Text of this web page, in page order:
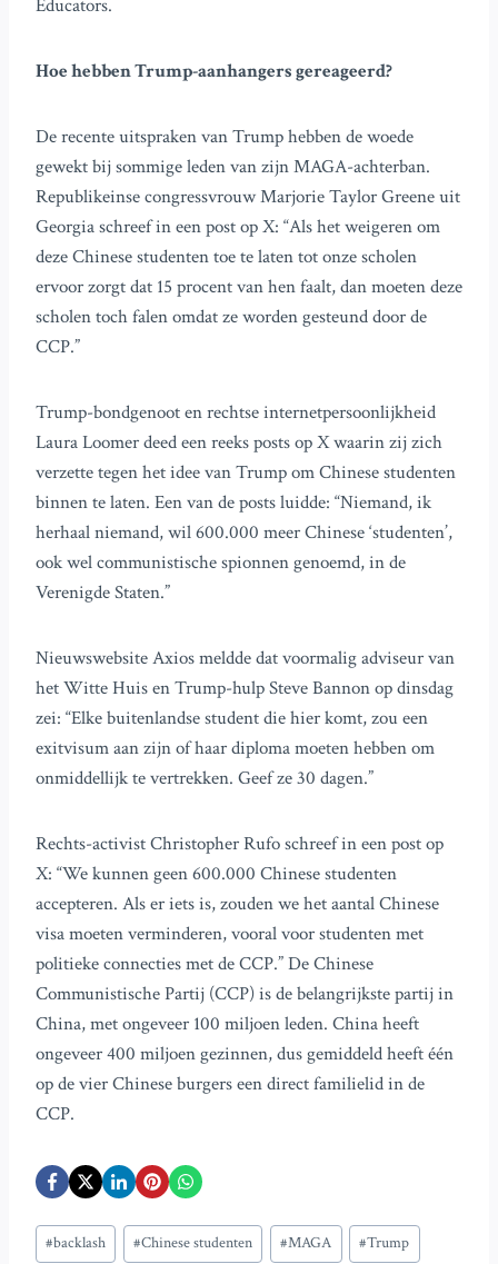
Educators.
Hoe hebben Trump-aanhangers gereageerd?
De recente uitspraken van Trump hebben de woede
gewekt bij sommige leden van zijn MAGA-achterban.
Republikeinse congressvrouw Marjorie Taylor Greene uit
Georgia schreef in een post op X: “Als het weigeren om
deze Chinese studenten toe te laten tot onze scholen
ervoor zorgt dat 15 procent van hen faalt, dan moeten deze
scholen toch falen omdat ze worden gesteund door de
CCP.”
Trump-bondgenoot en rechtse internetpersoonlijkheid
Laura Loomer deed een reeks posts op X waarin zij zich
verzette tegen het idee van Trump om Chinese studenten
binnen te laten. Een van de posts luidde: “Niemand, ik
herhaal niemand, wil 600.000 meer Chinese ‘studenten’,
ook wel communistische spionnen genoemd, in de
Verenigde Staten.”
Nieuwswebsite Axios meldde dat voormalig adviseur van
het Witte Huis en Trump-hulp Steve Bannon op dinsdag
zei: “Elke buitenlandse student die hier komt, zou een
exitvisum aan zijn of haar diploma moeten hebben om
onmiddellijk te vertrekken. Geef ze 30 dagen.”
Rechts-activist Christopher Rufo schreef in een post op
X: “We kunnen geen 600.000 Chinese studenten
accepteren. Als er iets is, zouden we het aantal Chinese
visa moeten verminderen, vooral voor studenten met
politieke connecties met de CCP.” De Chinese
Communistische Partij (CCP) is de belangrijkste partij in
China, met ongeveer 100 miljoen leden. China heeft
ongeveer 400 miljoen gezinnen, dus gemiddeld heeft één
op de vier Chinese burgers een direct familielid in de
CCP.
Bericht
#backlash #Chinese studenten #MAGA #Trump